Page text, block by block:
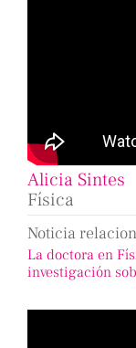
Alicia Sintes
Física
Noticia
La doctora en
investigación